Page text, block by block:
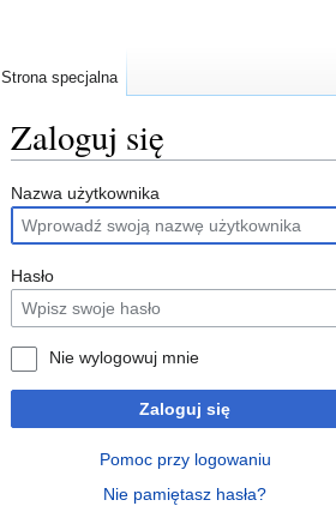
Zaloguj się
Przejdź
do
nawigacji
Przejdź
do
wyszukiwania
Nazwa użytkownika
Hasło
Nie wylogowuj mnie
Zaloguj się
Pomoc przy logowaniu
Nie pamiętasz hasła?
Strona specjalna